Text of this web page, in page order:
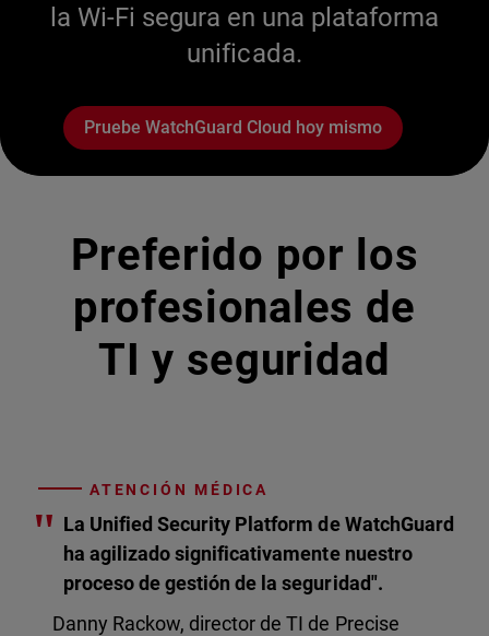
la Wi-Fi segura en una plataforma
unificada.
Pruebe WatchGuard Cloud hoy mismo
Preferido por los
profesionales de
TI y seguridad
ATENCIÓN MÉDICA
" La Unified Security Platform de WatchGuard
ha agilizado significativamente nuestro
proceso de gestión de la seguridad".
Danny Rackow, director de TI de Precise